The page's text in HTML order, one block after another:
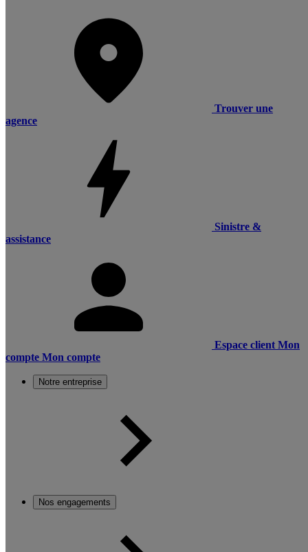
Trouver une
agence
Sinistre &
assistance
Espace client Mon
compte Mon compte
Notre entreprise
Nos engagements